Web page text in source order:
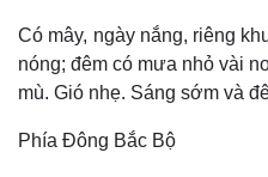
Có mây, ngày nắng, riêng
nóng; đêm có mưa nhỏ vài
mù. Gió nhẹ. Sáng sớm và
Phía Đông Bắc Bộ